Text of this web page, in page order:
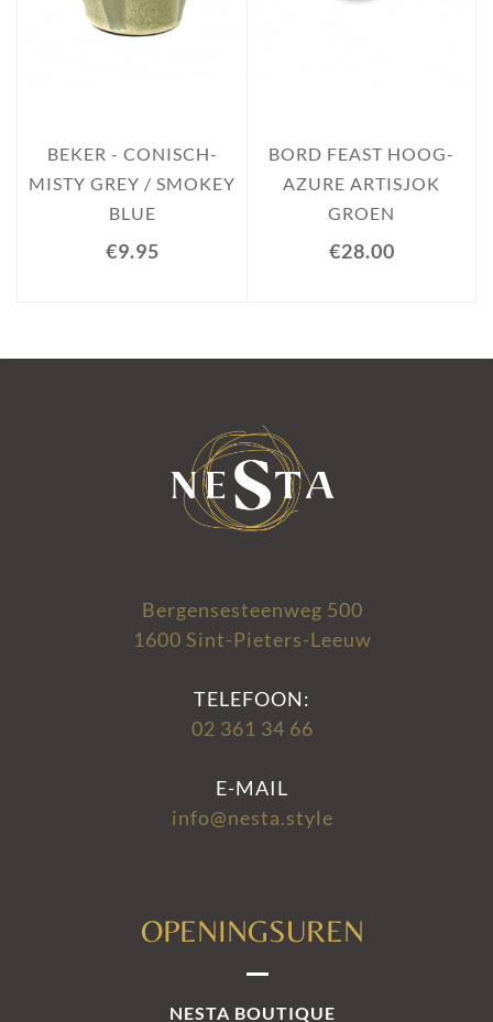
BEKER - CONISCH-
MISTY GREY / SMOKEY
BLUE
€9.95
BORD FEAST HOOG-
AZURE ARTISJOK
GROEN
€28.00
Bergensesteenweg 500
1600 Sint-Pieters-Leeuw
TELEFOON:
02 361 34 66
E-MAIL
info@nesta.style
OPENINGSUREN
NESTA BOUTIQUE